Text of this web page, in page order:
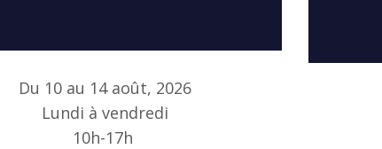
Du 10 au 14 août, 2026
Lundi à vendredi
10h-17h